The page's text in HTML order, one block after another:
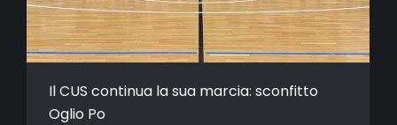
Il CUS continua la sua marcia: sconfitto
Oglio Po